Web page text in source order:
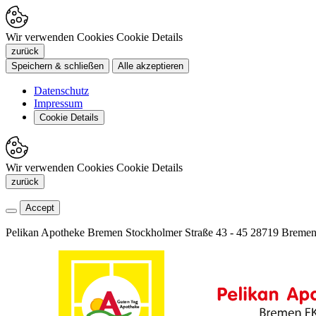
Wir verwenden Cookies Cookie Details
zurück
Speichern & schließen
Alle akzeptieren
Datenschutz
Impressum
Cookie Details
Wir verwenden Cookies Cookie Details
zurück
Accept
Pelikan Apotheke Bremen Stockholmer Straße 43 - 45 28719 Bremen